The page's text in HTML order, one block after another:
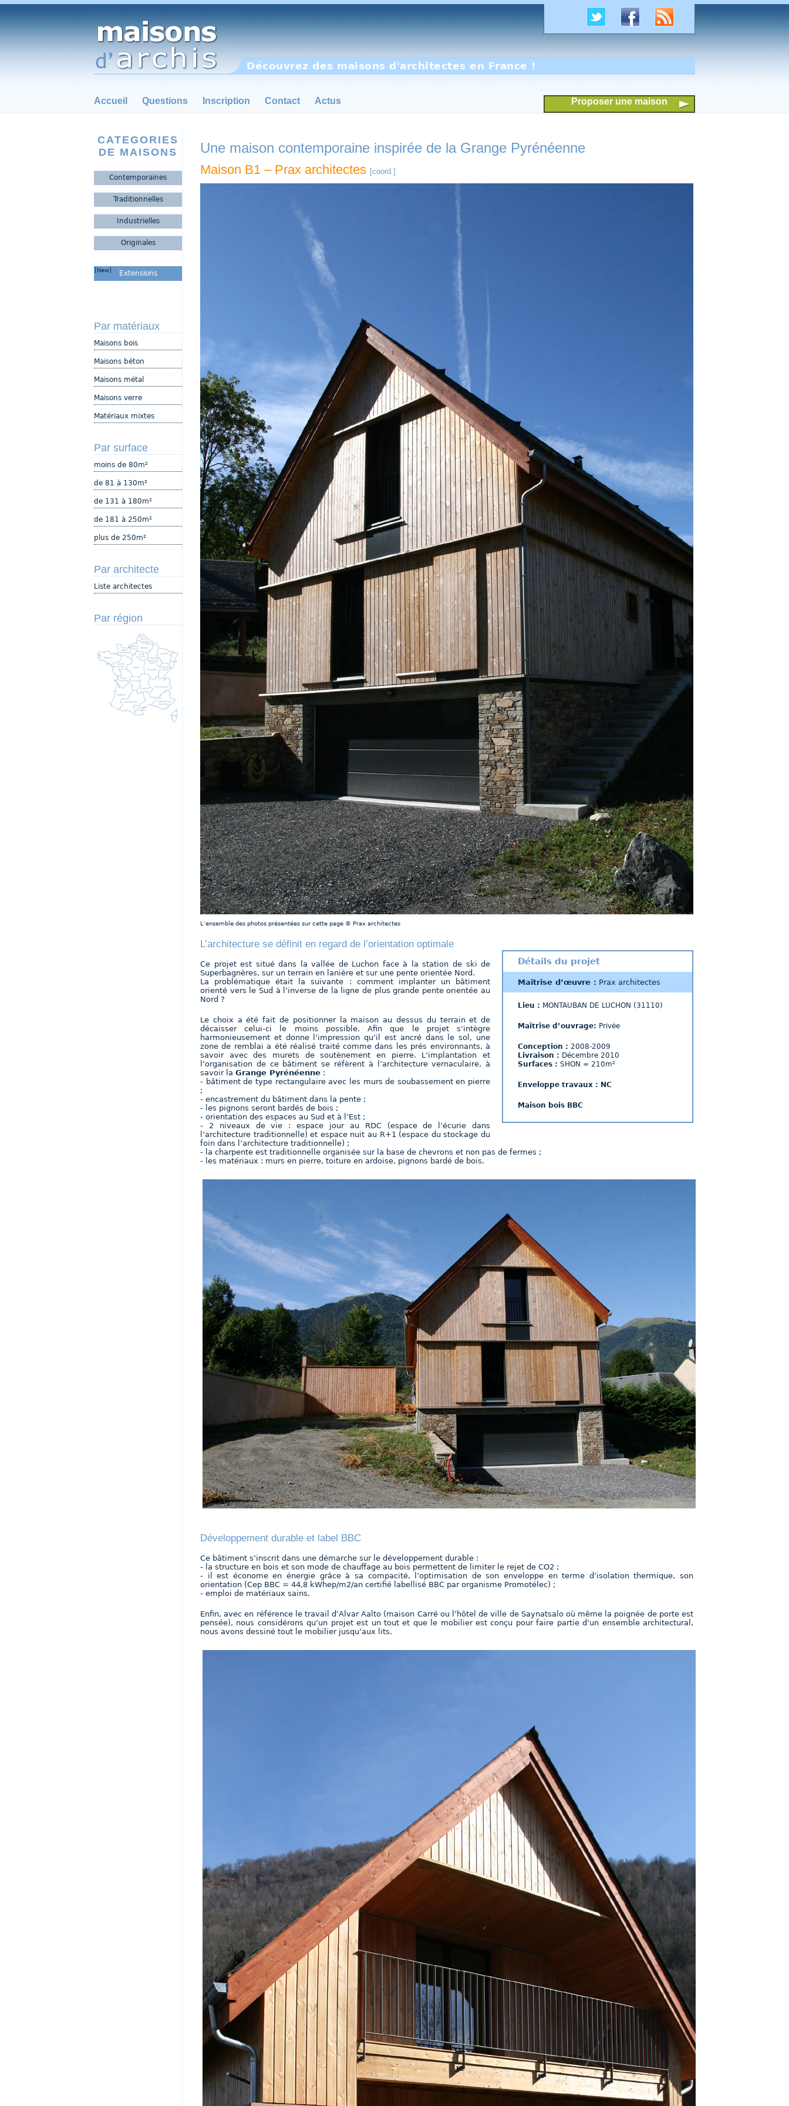
Découvrez des maisons d'architectes en France !
Accueil Questions Inscription Contact Actus Proposer une maison
CATEGORIES
DE MAISONS
Contemporaines
Traditionnelles
Industrielles
Originales
Extensions
[New]
Par matériaux
Maisons bois
Maisons béton
Maisons métal
Maisons verre
Matériaux mixtes
Par surface
moins de 80m²
de 81 à 130m²
de 131 à 180m²
de 181 à 250m²
plus de 250m²
Par architecte
Liste architectes
Par région
Une maison contemporaine inspirée de la Grange Pyrénéenne
Maison B1 – Prax architectes [coord.]
L’ensemble des photos présentées sur cette page © Prax architectes
Détails du projet
Maîtrise d’œuvre : Prax architectes
Lieu : MONTAUBAN DE LUCHON (31110)
Maîtrise d’ouvrage: Privée
Conception : 2008-2009
Livraison : Décembre 2010
Surfaces : SHON = 210m²
Enveloppe travaux : NC
Maison bois BBC
L’architecture se définit en regard de l’orientation optimale
Ce projet est situé dans la vallée de Luchon face à la station de ski de
Superbagnères, sur un terrain en lanière et sur une pente orientée Nord.
La problématique était la suivante : comment implanter un bâtiment
orienté vers le Sud à l’inverse de la ligne de plus grande pente orientée au
Nord ?
Le choix a été fait de positionner la maison au dessus du terrain et de
décaisser celui-ci le moins possible. Afin que le projet s’intègre
harmonieusement et donne l’impression qu’il est ancré dans le sol, une
zone de remblai a été réalisé traité comme dans les prés environnants, à
savoir avec des murets de soutènement en pierre. L’implantation et
l’organisation de ce bâtiment se réfèrent à l’architecture vernaculaire, à
savoir la Grange Pyrénéenne :
- bâtiment de type rectangulaire avec les murs de soubassement en pierre
;
- encastrement du bâtiment dans la pente ;
- les pignons seront bardés de bois ;
- orientation des espaces au Sud et à l’Est ;
- 2 niveaux de vie : espace jour au RDC (espace de l’écurie dans
l’architecture traditionnelle) et espace nuit au R+1 (espace du stockage du
foin dans l’architecture traditionnelle) ;
- la charpente est traditionnelle organisée sur la base de chevrons et non pas de fermes ;
- les matériaux : murs en pierre, toiture en ardoise, pignons bardé de bois.
Développement durable et label BBC
Ce bâtiment s’inscrit dans une démarche sur le développement durable :
- la structure en bois et son mode de chauffage au bois permettent de limiter le rejet de CO2 ;
- il est économe en énergie grâce à sa compacité, l’optimisation de son enveloppe en terme d’isolation thermique, son
orientation (Cep BBC = 44,8 kWhep/m2/an certifié labellisé BBC par organisme Promotélec) ;
- emploi de matériaux sains.
Enfin, avec en référence le travail d’Alvar Aalto (maison Carré ou l’hôtel de ville de Saynatsalo où même la poignée de porte est
pensée), nous considérons qu’un projet est un tout et que le mobilier est conçu pour faire partie d’un ensemble architectural,
nous avons dessiné tout le mobilier jusqu’aux lits.